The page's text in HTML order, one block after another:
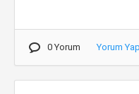
0 Yorum Yorum Yap